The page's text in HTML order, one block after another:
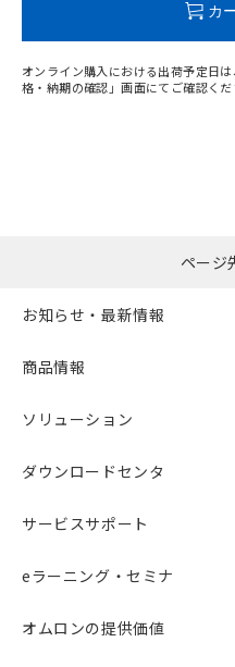
カ
オンライン購入における出荷予定日
格・納期の確認」画面にてご確認くだ
ページ
お知らせ・最新情報
商品情報
ソリューション
ダウンロードセンタ
サービスサポート
eラーニング・セミナ
オムロンの提供価値